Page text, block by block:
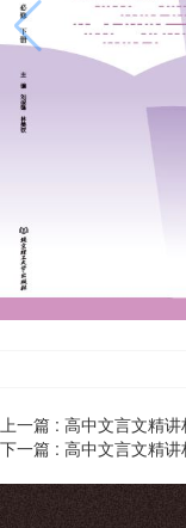
上一篇 : 高中文言文精
下一篇 : 高中文言文精